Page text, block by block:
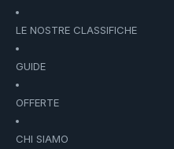
LE NOSTRE CLASSIFICHE
GUIDE
OFFERTE
CHI SIAMO